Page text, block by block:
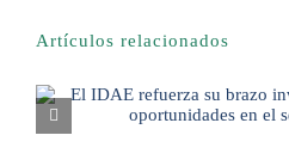
Artículos relacionados